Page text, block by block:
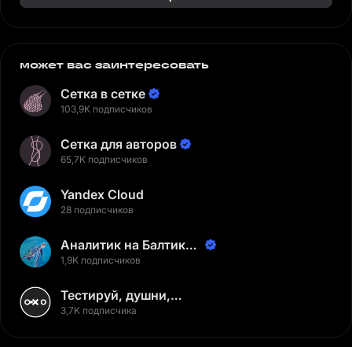
может вас заинтересовать
Сетка в сетке
103,9K подписчиков
Сетка для авторов
65,7K подписчиков
Yandex Cloud
28 подписчиков
Аналитик на Балтике |
Неверов Станислав
1,9K подписчиков
Тестируй, душни,
наслаждайся
3,7K подписчика